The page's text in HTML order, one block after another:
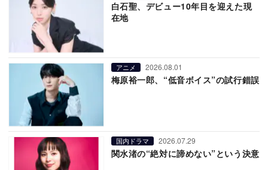
白石聖、デビュー10年目を迎えた現
在地
アニメ 2026.08.01
梅原裕一郎、“低音ボイス”の試行錯誤
国内ドラマ 2026.07.29
関水渚の“絶対に諦めない”という決意